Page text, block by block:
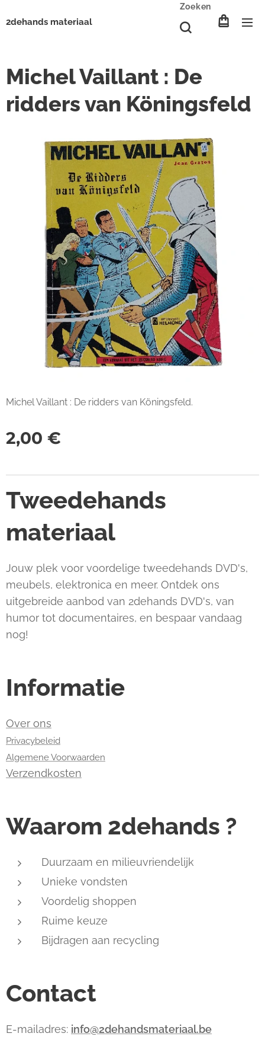
2dehands materiaal
Zoeken
Michel Vaillant : De
ridders van Köningsfeld
Michel Vaillant : De ridders van Köningsfeld.
2,00 €
Tweedehands
materiaal
Jouw plek voor voordelige tweedehands DVD's,
meubels, elektronica en meer. Ontdek ons
uitgebreide aanbod van 2dehands DVD's, van
humor tot documentaires, en bespaar vandaag
nog!
Informatie
Over ons
Privacybeleid
Algemene Voorwaarden
Verzendkosten
Waarom 2dehands ?
Duurzaam en milieuvriendelijk
Unieke vondsten
Voordelig shoppen
Ruime keuze
Bijdragen aan recycling
Contact
E-mailadres: info@2dehandsmateriaal.be